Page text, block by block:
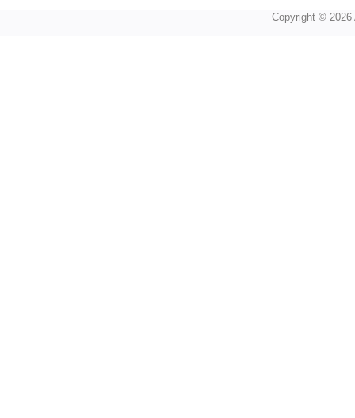
Copyright © 2026